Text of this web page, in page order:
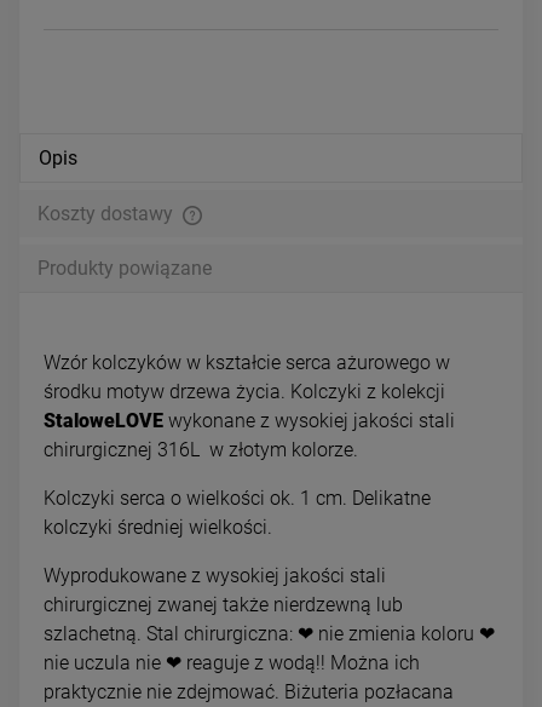
Opis
Koszty dostawy
Produkty powiązane
Wzór kolczyków w kształcie serca ażurowego w
środku motyw drzewa życia. Kolczyki z kolekcji
StaloweLOVE wykonane z wysokiej jakości stali
chirurgicznej 316L w złotym kolorze.
Kolczyki serca o wielkości ok. 1 cm. Delikatne
kolczyki średniej wielkości.
Wyprodukowane z wysokiej jakości stali
chirurgicznej zwanej także nierdzewną lub
szlachetną. Stal chirurgiczna: ❤ nie zmienia koloru ❤
nie uczula nie ❤ reaguje z wodą!! Można ich
praktycznie nie zdejmować. Biżuteria pozłacana